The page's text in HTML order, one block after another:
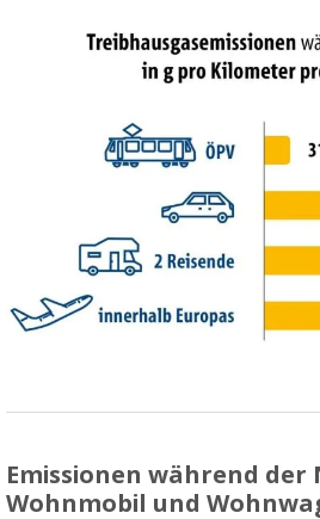
Emissionen während der
Wohnmobil und